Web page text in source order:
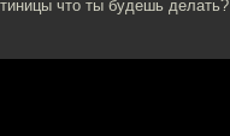
что ты будешь делать?